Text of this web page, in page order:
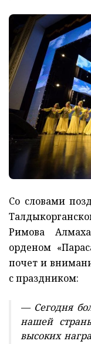
Со словами
Римова
орденом
почет и
с праздником:
— Сегодня
нашей
высоких